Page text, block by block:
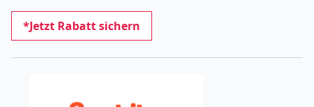
*Jetzt Rabatt sichern